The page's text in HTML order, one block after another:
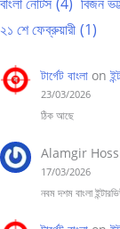
২১ শে ফেব্রুয়ারী (1)
টার্গেট বাংলাon
23/03/2026
ঠিক আছে
Alamgir
17/03/2026
নবম দশম বাংলা